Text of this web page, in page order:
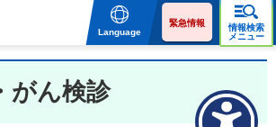
Language
緊急情報
情報検索
メニュー
がん検診